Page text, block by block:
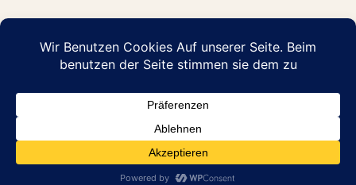
© 2026 Abraham Pflege GmbH